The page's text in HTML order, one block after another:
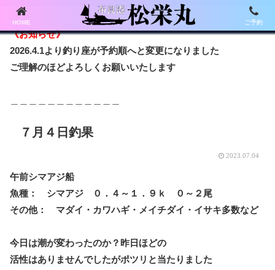
《お知らせ》
2026.4.1より釣り座が予約順へと変更になりました
ご理解のほどよろしくお願いいたします
７月４日釣果
2023.07.04
午前シマアジ船
魚種： シマアジ ０．４～１．９ｋ ０～２尾
その他： マダイ・カワハギ・メイチダイ・イサキ多数など
今日は潮が変わったのか？昨日ほどの
活性はありませんでしたがポツリと当たりました
HOME ご予約